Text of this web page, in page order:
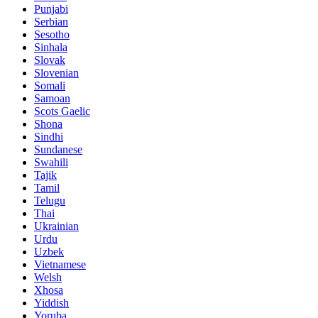
Punjabi
Serbian
Sesotho
Sinhala
Slovak
Slovenian
Somali
Samoan
Scots Gaelic
Shona
Sindhi
Sundanese
Swahili
Tajik
Tamil
Telugu
Thai
Ukrainian
Urdu
Uzbek
Vietnamese
Welsh
Xhosa
Yiddish